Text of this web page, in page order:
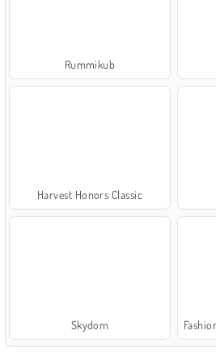
Rummikub
Harvest Honors Classic
Skydom